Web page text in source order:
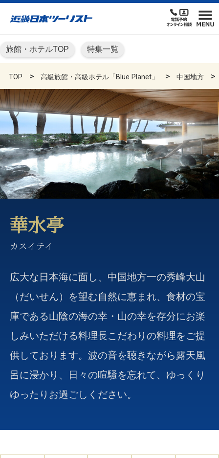
旅館・ホテルTOP 特集一覧
TOP 高級旅館・高級ホテル「Blue Planet」 中国地方
華水亭
カスイテイ
広大な日本海に面し、中国地方一の秀峰大山
（だいせん）を望む自然に恵まれ、食材の宝
庫である山陰の海の幸・山の幸を存分にお楽
しみいただける料理長こだわりの料理をご提
供しております。波の音を聴きながら露天風
呂に浸かり、日々の喧騒を忘れて、ゆっくり
ゆったりお過ごしください。